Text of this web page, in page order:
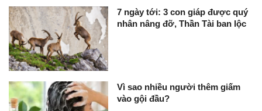
7 ngày tới: 3 con giáp được quý
nhân nâng đỡ, Thần Tài ban lộc
Vì sao nhiều người thêm giấm
vào gội đầu?